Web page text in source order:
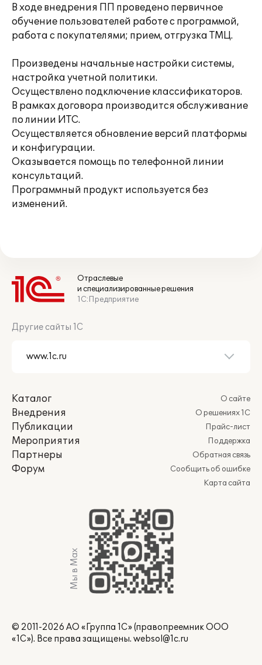
В ходе внедрения ПП проведено первичное
обучение пользователей работе с программой,
работа с покупателями; прием, отгрузка ТМЦ.
Произведены начальные настройки системы,
настройка учетной политики.
Осуществлено подключение классификаторов.
В рамках договора производится обслуживание
по линии ИТС.
Осуществляется обновление версий платформы
и конфигурации.
Оказывается помощь по телефонной линии
консультаций.
Программный продукт используется без
изменений.
Отраслевые
и специализированные решения
1С:Предприятие
Другие сайты 1С
Каталог
Внедрения
Публикации
Мероприятия
Партнеры
Форум
О сайте
О решениях 1С
Прайс-лист
Поддержка
Обратная связь
Сообщить об ошибке
Карта сайта
Мы в Max
© 2011-2026 АО «Группа 1С» (правопреемник ООО
«1С»). Все права защищены. websol@1c.ru